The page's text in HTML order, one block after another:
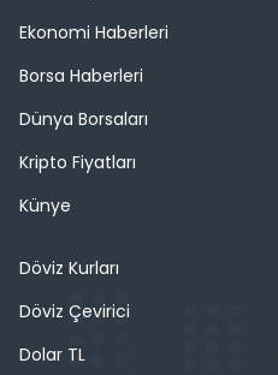
Ekonomi Haberleri
Borsa Haberleri
Dünya Borsaları
Kripto Fiyatları
Künye
Döviz Kurları
Döviz Çevirici
Dolar TL